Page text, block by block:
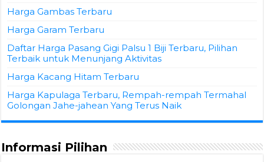
Harga Gambas Terbaru
Harga Garam Terbaru
Daftar Harga Pasang Gigi Palsu 1 Biji Terbaru, Pilihan
Terbaik untuk Menunjang Aktivitas
Harga Kacang Hitam Terbaru
Harga Kapulaga Terbaru, Rempah-rempah Termahal
Golongan Jahe-jahean Yang Terus Naik
Informasi Pilihan